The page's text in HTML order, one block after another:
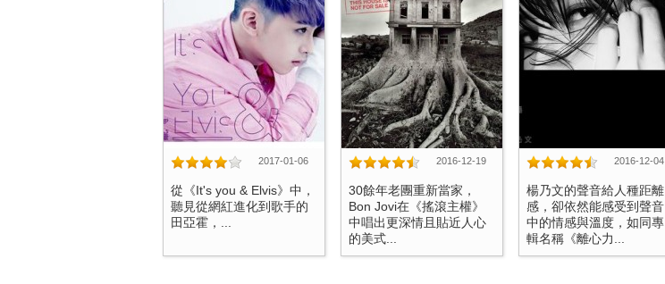
2017-01-06
從《It's you & Elvis》中，
聽見從網紅進化到歌手的
田亞霍，...
2016-12-19
30餘年老團重新當家，
Bon Jovi在《搖滾主權》
中唱出更深情且貼近人心
的美式...
2016-12-04
楊乃文的聲音給人種距離
感，卻依然能感受到聲音
中的情感與溫度，如同專
輯名稱《離心力...